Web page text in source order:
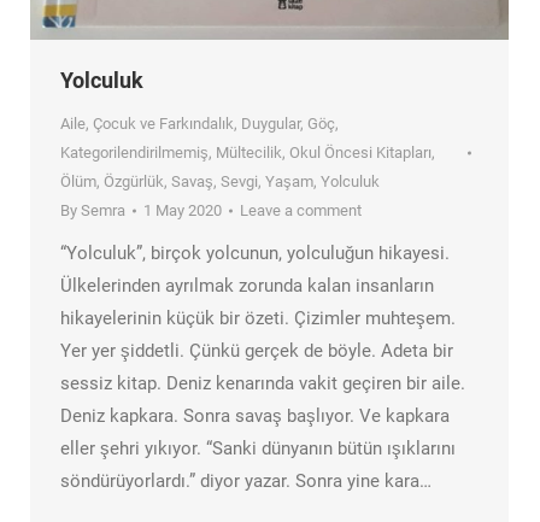
Yolculuk
Aile, Çocuk ve Farkındalık, Duygular, Göç,
Kategorilendirilmemiş, Mültecilik, Okul Öncesi Kitapları,
Ölüm, Özgürlük, Savaş, Sevgi, Yaşam, Yolculuk
By Semra 1 May 2020 Leave a comment
“Yolculuk”, birçok yolcunun, yolculuğun hikayesi.
Ülkelerinden ayrılmak zorunda kalan insanların
hikayelerinin küçük bir özeti. Çizimler muhteşem.
Yer yer şiddetli. Çünkü gerçek de böyle. Adeta bir
sessiz kitap. Deniz kenarında vakit geçiren bir aile.
Deniz kapkara. Sonra savaş başlıyor. Ve kapkara
eller şehri yıkıyor. “Sanki dünyanın bütün ışıklarını
söndürüyorlardı.” diyor yazar. Sonra yine kara…